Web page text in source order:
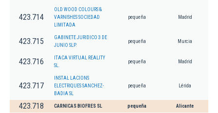
423.714
OLD WOOD COLOURS &
VARNISHES SOCIEDAD
LIMITADA
pequeña Madrid
423.715
GABINETE JURIDICO 3 DE
JUNIO SLP.
pequeña Murcia
423.716
ITACA VIRTUAL REALITY
SL.
pequeña Madrid
423.717
INSTAL LACIONS
ELECTRIQUES SANCHEZ-
BADIA SL
pequeña Lérida
423.718 CARNICAS BIOFRES SL pequeña Alicante